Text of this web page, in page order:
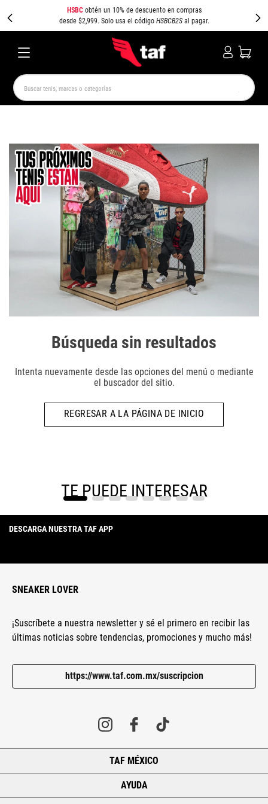
HSBCobtén un 10% de descuento en compras
desde $2,999. Solo usa el código HSBCB2Sal pagar.
Buscar tenis, marcas o categorías
Búsqueda sin resultados
Intenta nuevamente desde las opciones del menú o mediante
el buscador del sitio.
REGRESAR A LA PÁGINA DE INICIO
TE PUEDE INTERESAR
DESCARGA NUESTRA TAF APP
SNEAKER LOVER
¡Suscríbete a nuestra newsletter y sé el primero en recibir las
últimas noticias sobre tendencias, promociones y mucho más!
https://www.taf.com.mx/suscripcion
TAF MÉXICO
AYUDA
SPEEDCAT JORDAN 1 SPEZIAL
CAMPUS AIR MAX